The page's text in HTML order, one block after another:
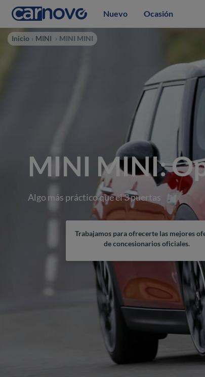
Nuevo Ocasión
Inicio MINI MINI MINI
MINI MINI:
Algo más práctico que el 3 puertas
Trabajamos para ofrecerte las mejores
de concesionarios oficiales.